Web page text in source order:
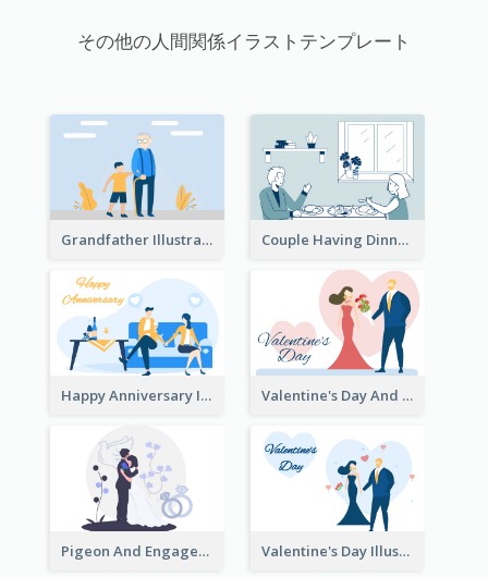
その他の人間関係イラストテンプレート
Grandfather Illustration Couple Having Dinner Illustration
Happy Anniversary Illustration Valentine's Day And Flower Illustration
Pigeon And Engagement Illustration Valentine's Day Illustration